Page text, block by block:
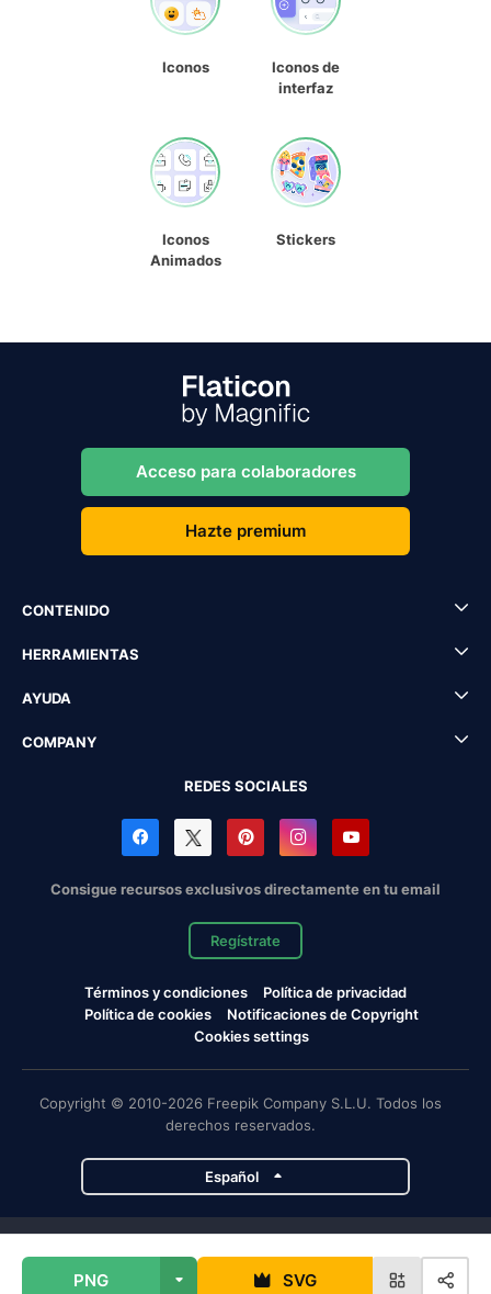
PNG SVG
Iconos
Iconos de
interfaz
Iconos
Animados
Stickers
Acceso para colaboradores
Hazte premium
CONTENIDO
HERRAMIENTAS
AYUDA
COMPANY
REDES SOCIALES
Consigue recursos exclusivos directamente en tu email
Regístrate
Términos y condiciones
Política de privacidad
Política de cookies
Notificaciones de Copyright
Cookies settings
Copyright © 2010-2026 Freepik Company S.L.U. Todos los
derechos reservados.
Español